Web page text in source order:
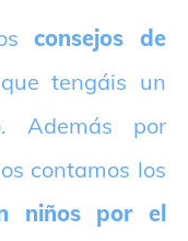
consejos de
tengáis un
Además por
contamos los
niños por el